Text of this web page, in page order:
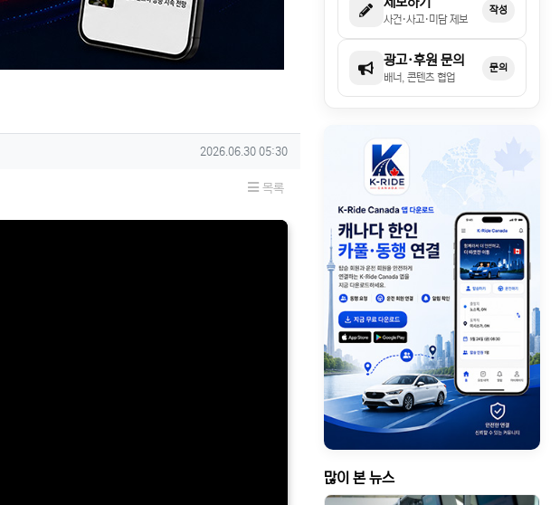
작성일
2026.06.30 05:30
목록
사건·사고·미담 제보
작성
광고·후원 문의
배너, 콘텐츠 협업
문의
많이 본 뉴스